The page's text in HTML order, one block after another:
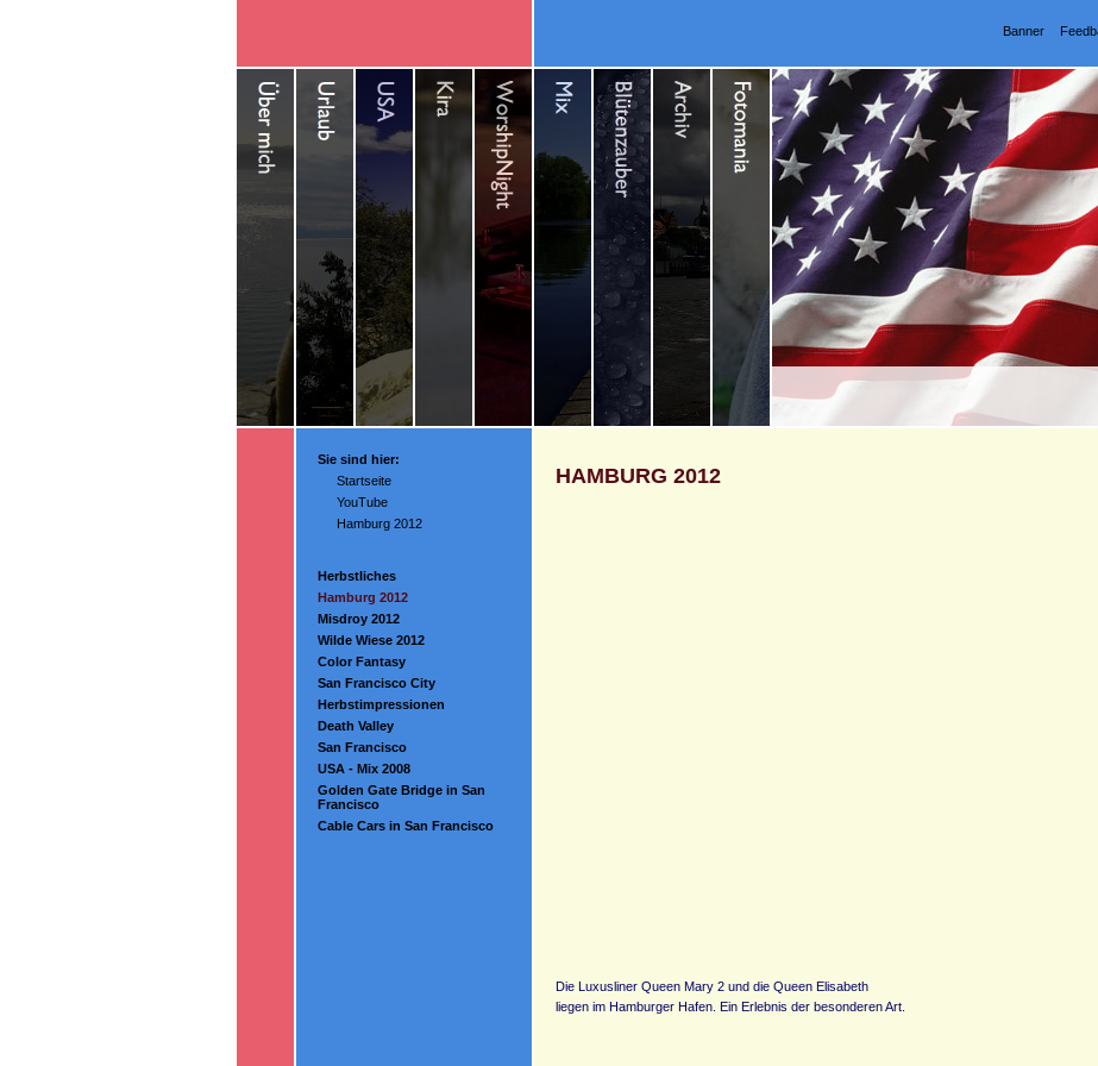
Banner
Sie sind hier:
Startseite
YouTube
Hamburg 2012
Herbstliches
Hamburg 2012
Misdroy 2012
Wilde Wiese 2012
Color Fantasy
San Francisco City
Herbstimpressionen
Death Valley
San Francisco
USA - Mix 2008
Golden Gate Bridge in San
Francisco
Cable Cars in San Francisco
HAMBURG 2012
Die Luxusliner Queen Mary 2 und die Queen Elisabeth
liegen im Hamburger Hafen. Ein Erlebnis der besonderen Art.